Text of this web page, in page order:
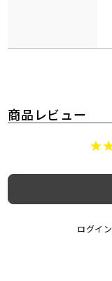
商品レビュー
ログイ